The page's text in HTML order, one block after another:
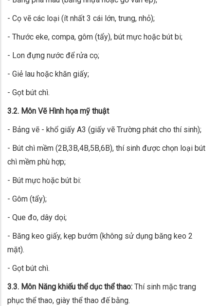
- Cọ vẽ các loại (ít nhất 3 cái lớn, trung, nhỏ);
- Thước eke, compa, gôm (tẩy), bút mực hoặc bút bi;
- Lon đựng nước để rửa cọ;
- Giẻ lau hoặc khăn giấy;
- Gọt bút chì.
3.2. Môn Vẽ Hình họa mỹ thuật
- Bảng vẽ - khổ giấy A3 (giấy vẽ Trường phát cho thí sinh);
- Bút chì mềm (2B,3B,4B,5B,6B), thí sinh được chọn loại bút
chì mềm phù hợp;
- Bút mực hoặc bút bi:
- Gôm (tẩy);
- Que đo, dây dọi;
- Băng keo giấy, kẹp bướm (không sử dụng băng keo 2
mặt).
- Gọt bút chì.
3.3. Môn Năng khiếu thể dục thể thao: Thí sinh mặc trang
phục thể thao, giày thể thao đế bằng.